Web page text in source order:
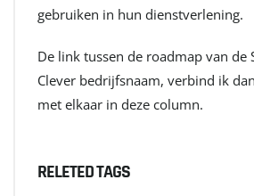
gebruiken in hun dienstverlening.
De link tussen de roadmap van de
Clever bedrijfsnaam, verbind ik
met elkaar in deze column.
RELETED TAGS